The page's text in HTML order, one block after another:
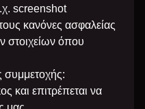
screenshot
κανόνες ασφαλείας
στοιχείων όπου
συμμετοχής:
και επιτρέπεται να